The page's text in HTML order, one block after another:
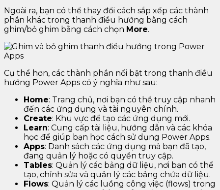
Ngoài ra, bạn có thể thay đổi cách sắp xếp các thành
phần khác trong thanh điều hướng bằng cách
ghim/bỏ ghim bằng cách chọn More.
Cụ thể hơn, các thành phần nổi bật trong thanh điều
hướng Power Apps có ý nghĩa như sau:
Home: Trang chủ, nơi bạn có thể truy cập nhanh
đến các ứng dụng và tài nguyên chính.
Create: Khu vực để tạo các ứng dụng mới.
Learn: Cung cấp tài liệu, hướng dẫn và các khóa
học để giúp bạn học cách sử dụng Power Apps.
Apps: Danh sách các ứng dụng mà bạn đã tạo,
đang quản lý hoặc có quyền truy cập.
Tables: Quản lý các bảng dữ liệu, nơi bạn có thể
tạo, chỉnh sửa và quản lý các bảng chứa dữ liệu.
Flows: Quản lý các luồng công việc (flows) trong